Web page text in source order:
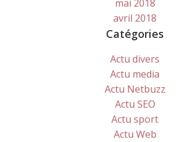
mai 2018
avril 2018
Catégories
Actu divers
Actu media
Actu Netbuzz
Actu SEO
Actu sport
Actu Web